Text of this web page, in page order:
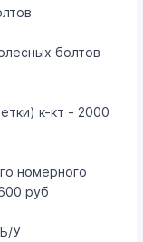
болтов
к-кт - 2000
номерного
руб
У